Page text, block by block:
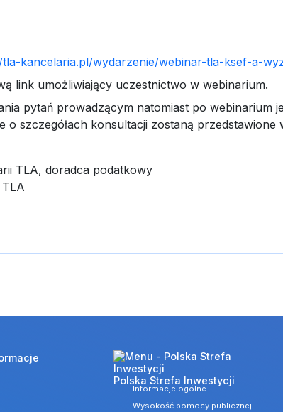
kancelaria.pl/wydarzenie/webinar-tla-ksef-a-
link umożliwiający uczestnictwo w webinarium.
pytań prowadzącym natomiast po webinarium
szczegółach konsultacji zostaną przedstawione
TLA, doradca podatkowy
Polska Strefa Inwestycji
Informacje ogólne
Wysokość pomocy publicznej